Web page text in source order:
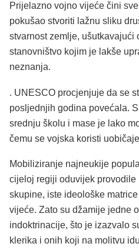
Prijelazno vojno vijeće čini
pokušao stvoriti lažnu sliku
stvarnost zemlje,
stanovništvo kojim je lakše
neznanja.
. UNESCO procjenjuje da se
posljednjih godina povećala.
srednju školu i mase je lako
čemu se vojska koristi
Mobiliziranje najneukije
cijeloj regiji oduvijek provodile
skupine, iste ideološke
vijeće. Zato su džamije jedne
indoktrinacije, što je izazvalo
klerika i onih koji na molitvu